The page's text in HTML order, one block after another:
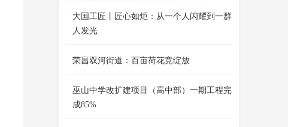
大国工匠丨匠心如炬：从一个人闪耀到一群
人发光
荣昌双河街道：百亩荷花竞绽放
巫山中学改扩建项目（高中部）一期工程完
成85%